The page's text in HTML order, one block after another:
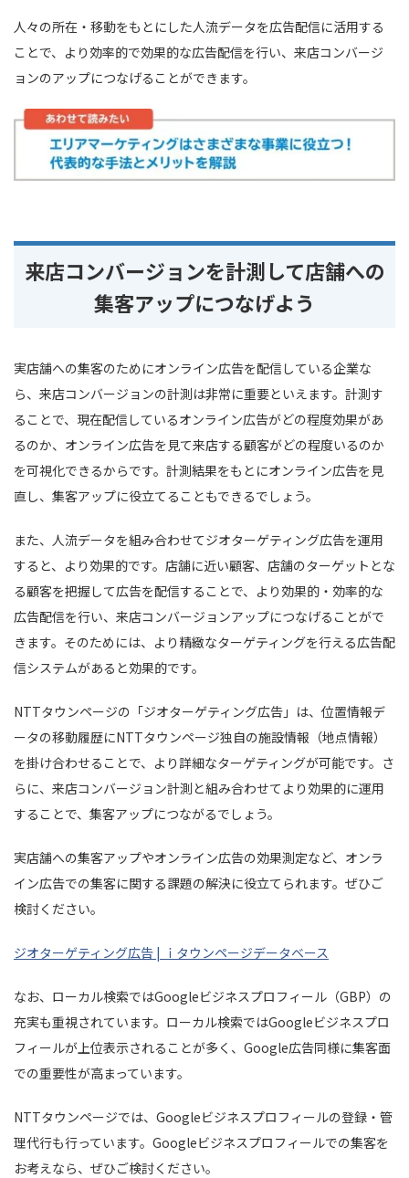
人々の所在・移動をもとにした人流データを広告配信に活用する
ことで、より効率的で効果的な広告配信を行い、来店コンバージ
ョンのアップにつなげることができます。
来店コンバージョンを計測して店舗への
集客アップにつなげよう
実店舗への集客のためにオンライン広告を配信している企業な
ら、来店コンバージョンの計測は非常に重要といえます。計測す
ることで、現在配信しているオンライン広告がどの程度効果があ
るのか、オンライン広告を見て来店する顧客がどの程度いるのか
を可視化できるからです。計測結果をもとにオンライン広告を見
直し、集客アップに役立てることもできるでしょう。
また、人流データを組み合わせてジオターゲティング広告を運用
すると、より効果的です。店舗に近い顧客、店舗のターゲットとな
る顧客を把握して広告を配信することで、より効果的・効率的な
広告配信を行い、来店コンバージョンアップにつなげることがで
きます。そのためには、より精緻なターゲティングを行える広告配
信システムがあると効果的です。
NTTタウンページの「ジオターゲティング広告」は、位置情報デ
ータの移動履歴にNTTタウンページ独自の施設情報（地点情報）
を掛け合わせることで、より詳細なターゲティングが可能です。さ
らに、来店コンバージョン計測と組み合わせてより効果的に運用
することで、集客アップにつながるでしょう。
実店舗への集客アップやオンライン広告の効果測定など、オンラ
イン広告での集客に関する課題の解決に役立てられます。ぜひご
検討ください。
ジオターゲティング広告 | ｉタウンページデータベース
なお、ローカル検索ではGoogleビジネスプロフィール（GBP）の
充実も重視されています。ローカル検索ではGoogleビジネスプロ
フィールが上位表示されることが多く、Google広告同様に集客面
での重要性が高まっています。
NTTタウンページでは、Googleビジネスプロフィールの登録・管
理代行も行っています。Googleビジネスプロフィールでの集客を
お考えなら、ぜひご検討ください。